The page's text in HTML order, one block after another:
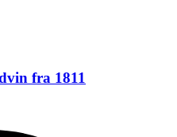
fra 1811